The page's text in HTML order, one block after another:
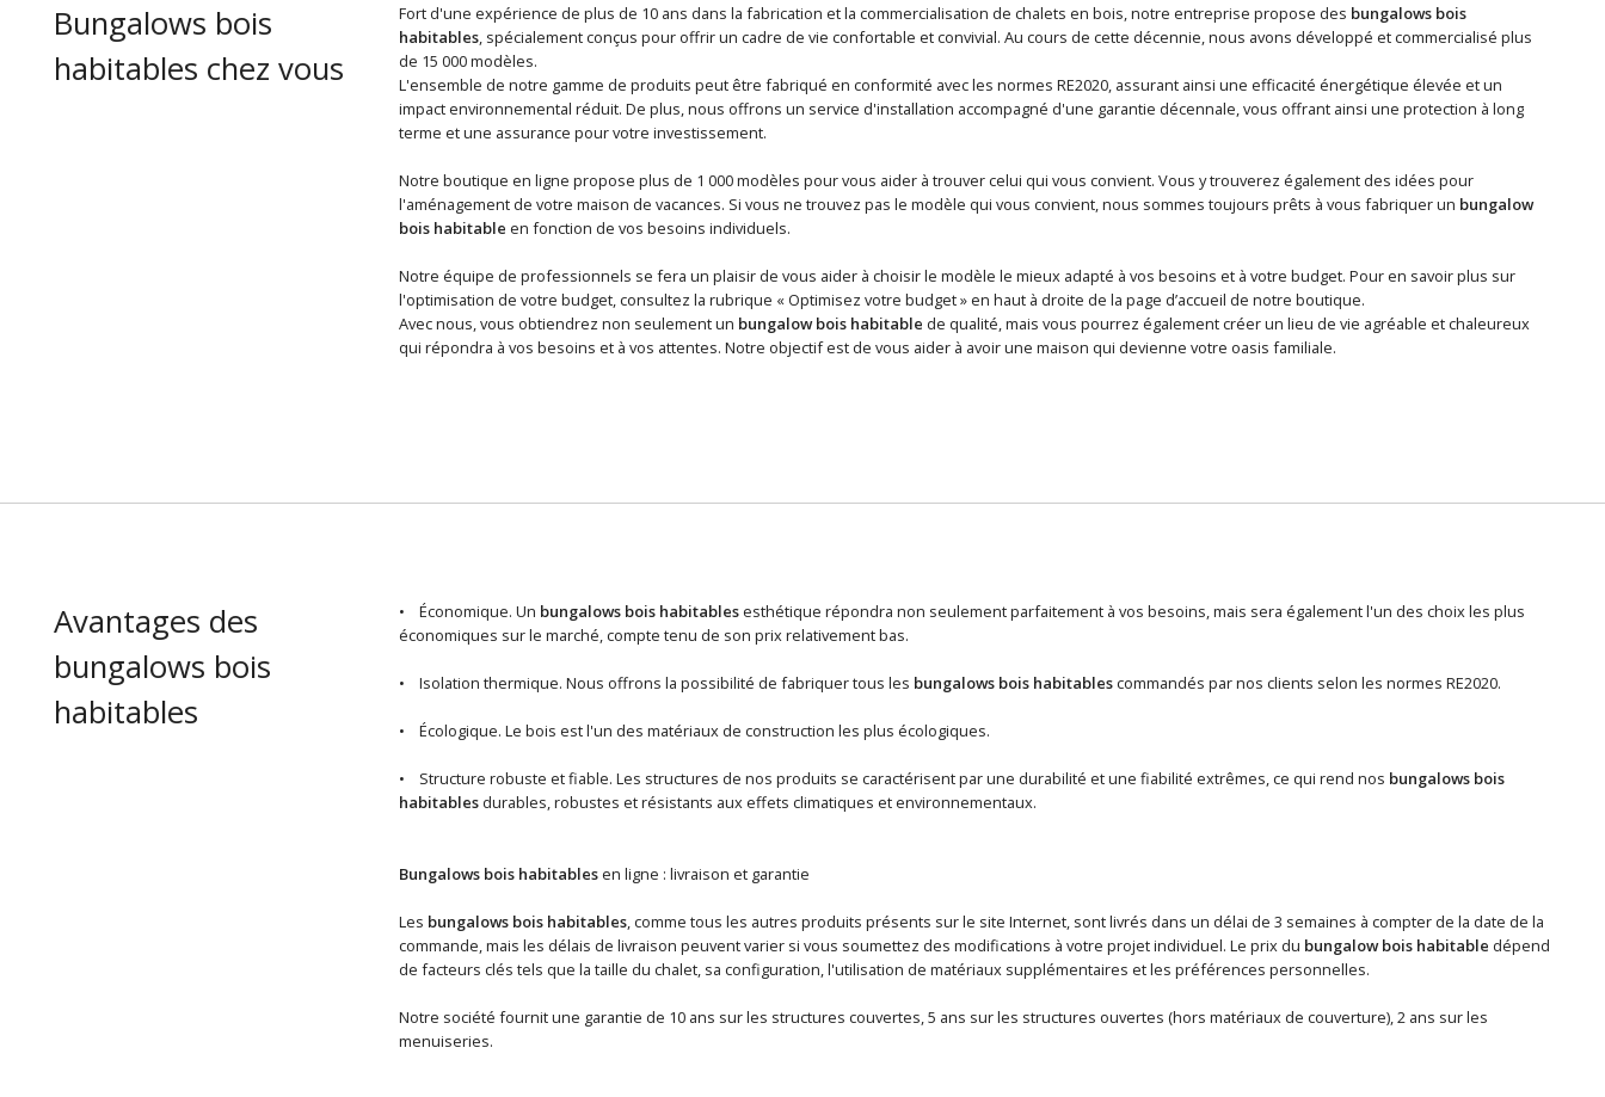
Bungalows bois
habitables chez vous
Fort d'une expérience de plus de 10 ans dans la fabrication et la commercialisation de chalets en bois, notre entreprise propose des bungalows bois
habitables, spécialement conçus pour offrir un cadre de vie confortable et convivial. Au cours de cette décennie, nous avons développé et commercialisé plus
de 15 000 modèles.
L'ensemble de notre gamme de produits peut être fabriqué en conformité avec les normes RE2020, assurant ainsi une efficacité énergétique élevée et un
impact environnemental réduit. De plus, nous offrons un service d'installation accompagné d'une garantie décennale, vous offrant ainsi une protection à long
terme et une assurance pour votre investissement.
Notre boutique en ligne propose plus de 1 000 modèles pour vous aider à trouver celui qui vous convient. Vous y trouverez également des idées pour
l'aménagement de votre maison de vacances. Si vous ne trouvez pas le modèle qui vous convient, nous sommes toujours prêts à vous fabriquer un bungalow
bois habitable en fonction de vos besoins individuels.
Notre équipe de professionnels se fera un plaisir de vous aider à choisir le modèle le mieux adapté à vos besoins et à votre budget. Pour en savoir plus sur
l'optimisation de votre budget, consultez la rubrique « Optimisez votre budget » en haut à droite de la page d’accueil de notre boutique.
Avec nous, vous obtiendrez non seulement un bungalow bois habitable de qualité, mais vous pourrez également créer un lieu de vie agréable et chaleureux
qui répondra à vos besoins et à vos attentes. Notre objectif est de vous aider à avoir une maison qui devienne votre oasis familiale.
Avantages des
bungalows bois
habitables
• Économique. Un bungalows bois habitablesesthétique répondra non seulement parfaitement à vos besoins, mais sera également l'un des choix les plus
économiques sur le marché, compte tenu de son prix relativement bas.
• Isolation thermique. Nous offrons la possibilité de fabriquer tous les bungalows bois habitablescommandés par nos clients selon les normes RE2020.
• Écologique. Le bois est l'un des matériaux de construction les plus écologiques.
• Structure robuste et fiable. Les structures de nos produits se caractérisent par une durabilité et une fiabilité extrêmes, ce qui rend nos bungalows bois
habitablesdurables, robustes et résistants aux effets climatiques et environnementaux.
Bungalows bois habitablesen ligne : livraison et garantie
Les bungalows bois habitables, comme tous les autres produits présents sur le site Internet, sont livrés dans un délai de 3 semaines à compter de la date de la
commande, mais les délais de livraison peuvent varier si vous soumettez des modifications à votre projet individuel. Le prix du bungalow bois habitable dépend
de facteurs clés tels que la taille du chalet, sa configuration, l'utilisation de matériaux supplémentaires et les préférences personnelles.
Notre société fournit une garantie de 10 ans sur les structures couvertes, 5 ans sur les structures ouvertes (hors matériaux de couverture), 2 ans sur les
menuiseries.